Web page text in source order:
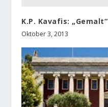
K.P. Kavafis: „Gemalt“
Oktober 3, 2013